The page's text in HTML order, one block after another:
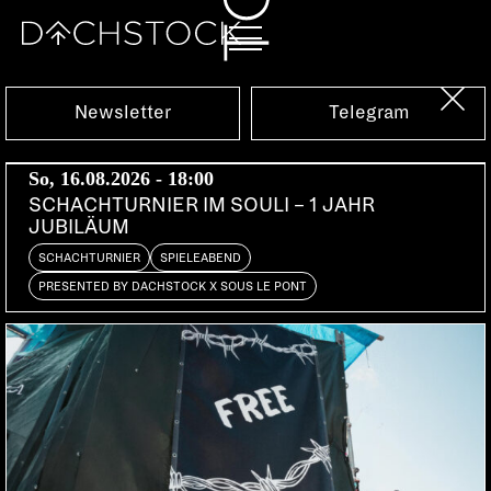
Sa, 31.05.2014
LIQUID SESSION
Newsletter Telegram
So, 16.08.2026 - 18:00
SCHACHTURNIER IM SOULI – 1 JAHR
JUBILÄUM
SCHACHTURNIER SPIELEABEND
PRESENTED BY DACHSTOCK X SOUS LE PONT